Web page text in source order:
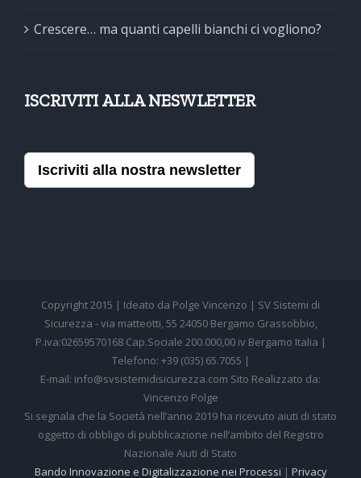
Crescere… ma quanti capelli bianchi ci vogliono?
ISCRIVITI ALLA NESWLETTER
Iscriviti alla nostra newsletter
Copyright 2015 | Ideato da Polge Vincenzo | SV Sistemi di
Sicurezza - via matteotti, 55 24050 Bergamo Grassobbio,
P.iva:02659570168 Cap.Sociale 200.000,00 iv Bergamo Italia |
Telefono: +39 (035) 65.7055 |
E-mail: info@svsistemidisicurezza.com Sito Realizzato da:
Vincenzo Polge
Si segnala che la Società nell’anno 2019 ha ricevuto aiuti di stato
oggetto di obbligo di pubblicazione nell’ambito del Registro
Nazionale Aiuti di Stato
Bando Innovazione e Digitalizzazione nei Processi | Privacy